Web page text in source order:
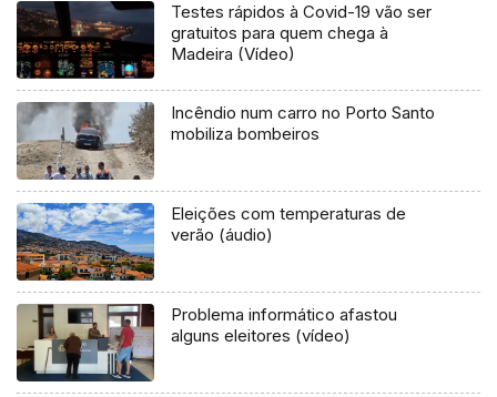
Testes rápidos à Covid-19 vão ser
gratuitos para quem chega à
Madeira (Vídeo)
Incêndio num carro no Porto Santo
mobiliza bombeiros
Eleições com temperaturas de
verão (áudio)
Problema informático afastou
alguns eleitores (vídeo)